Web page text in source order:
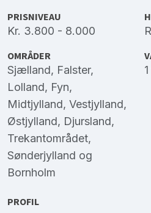
PRISNIVEAU
Kr. 3.800 - 8.000
OMRÅDER
Sjælland, Falster,
Lolland, Fyn,
Midtjylland, Vestjylland,
Østjylland, Djursland,
Trekantområdet,
Sønderjylland og
Bornholm
PROFIL